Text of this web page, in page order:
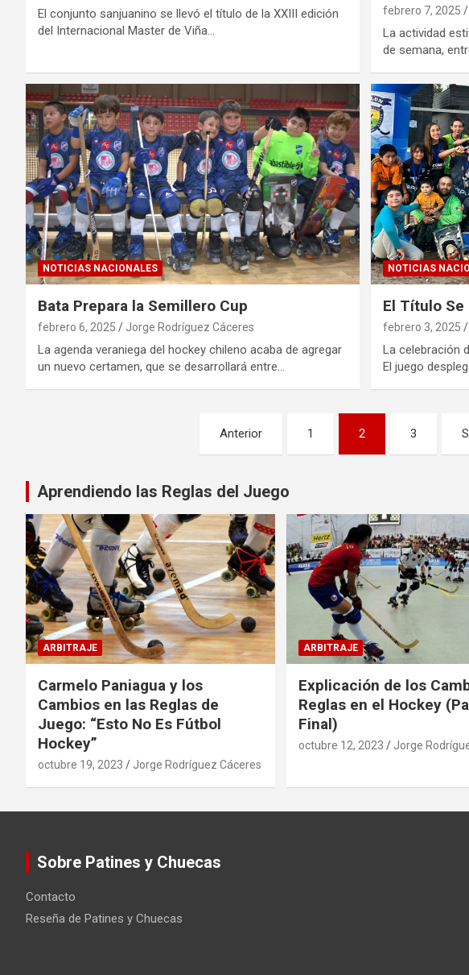
El conjunto sanjuanino se llevó el título de la XXIII edición
del Internacional Master de Viña…
febrero 7, 2025
La actividad
de semana,
NOTICIAS NACIONALES
Bata Prepara la Semillero Cup
febrero 6, 2025 Jorge Rodríguez Cáceres
La agenda veraniega del hockey chileno acaba de agregar
un nuevo certamen, que se desarrollará entre…
NOTICIAS
El Título Se
febrero 3, 2025
La celebración
El juego
entradas
Anterior 1 2 3
Aprendiendo las Reglas del Juego
ARBITRAJE
Carmelo Paniagua y los
Cambios en las Reglas de
Juego: “Esto No Es Fútbol
Hockey”
octubre 19, 2023 Jorge Rodríguez Cáceres
ARBITRAJE
Explicación de los
Reglas en el Hockey
Final)
octubre 12, 2023 Jorge
Sobre Patines y Chuecas
Contacto
Reseña de Patines y Chuecas